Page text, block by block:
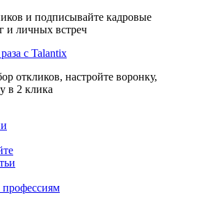
и подписывайте кадровые
и личных встреч
с Talantix
откликов, настройте воронку,
в 2 клика